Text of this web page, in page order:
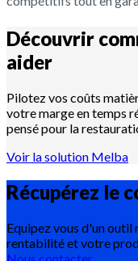
Découvrir
aider
Pilotez vos coûts
votre marge en temps
pensé pour la
Voir la solution Melba
Récupérez le
Equipez vous d'un
rentabilité et votre